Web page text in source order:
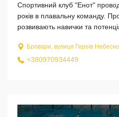
Спортивний клуб "Енот"
років в плавальну команду.
розвивають навички та
Бровари, вулиця Героїв
+380970934449